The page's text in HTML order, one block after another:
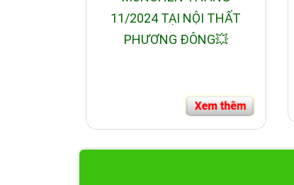
11/2024 TẠI NỘI THẤT
PHƯƠNG ĐÔNG💥